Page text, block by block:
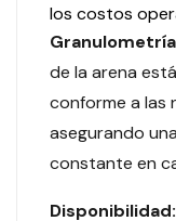
los costos
de la arena
conforme a las
asegurando
constante en
Disponibilidad: